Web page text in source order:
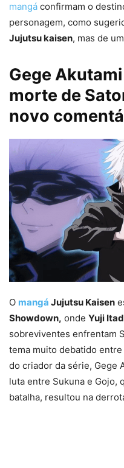
mangá confirmam o
personagem, como
Jujutsu kaisen, mas de
Gege
morte de
novo
O mangá Jujutsu Kaisen
Showdown, onde Yuji
sobreviventes enfrentam
tema muito debatido
do criador da série, Gege
luta entre Sukuna e Gojo,
batalha, resultou na